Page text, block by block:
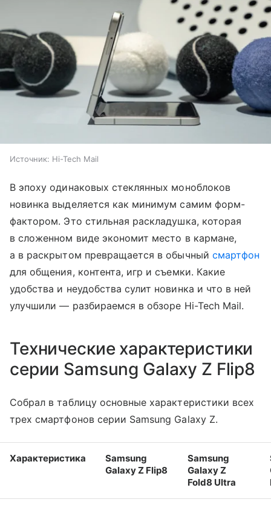
Источник: Hi-Tech Mail
В эпоху одинаковых стеклянных моноблоков
новинка выделяется как минимум самим форм-
фактором. Это стильная раскладушка, которая
в сложенном виде экономит место в кармане,
а в раскрытом превращается в обычный смартфон
для общения, контента, игр и съемки. Какие
удобства и неудобства сулит новинка и что в ней
улучшили — разбираемся в обзоре Hi-Tech Mail.
Технические характеристики
серии Samsung Galaxy Z Flip8
Собрал в таблицу основные характеристики всех
трех смартфонов серии Samsung Galaxy Z.
Характеристика
Samsung
Galaxy Z Flip8
Samsung
Galaxy Z
Fold8 Ultra